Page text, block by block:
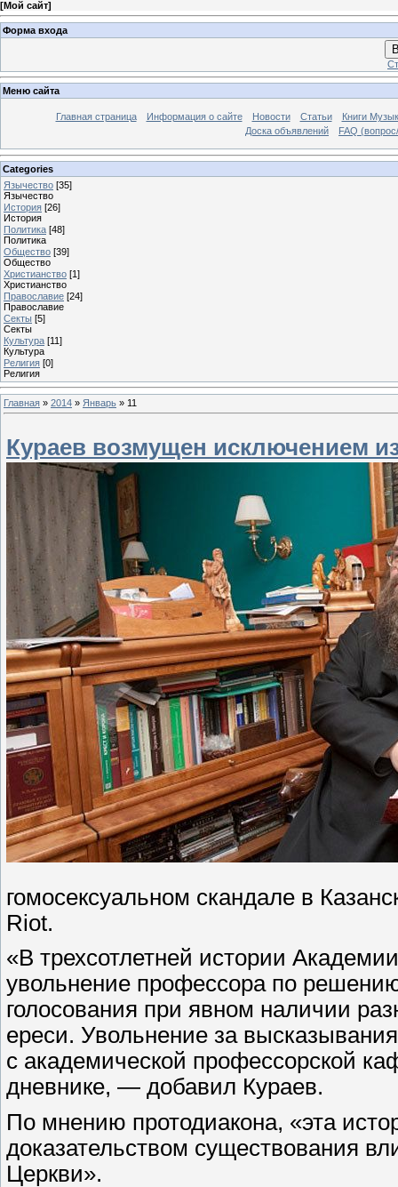
[Мой сайт]
Форма входа
Меню сайта
Главная страница Информация о сайте Новости Статьи
Книги
Доска объявлений
FAQ
Categories
Язычество [35]
Язычество
История [26]
История
Политика [48]
Политика
Общество [39]
Общество
Христианство [1]
Христианство
Православие [24]
Православие
Секты [5]
Секты
Культура [11]
Культура
Религия [0]
Религия
Главная » 2014 » Январь » 11
Кураев возмущен исключением
гомосексуальном скандале в
Riot.
«В трехсотлетней истории
увольнение профессора по
голосования при явном наличии
ереси. Увольнение за
с академической профессорской
дневнике, — добавил Кураев.
По мнению протодиакона, «эта
доказательством существования
Церкви».